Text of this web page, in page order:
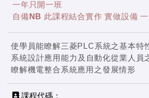
一年只開一班
自備NB 此課程結合實作 實做設備
使學員能瞭解三菱PLC系統之基本特
系統設計應用能力及自動化從業人員
瞭解機電整合系統應用之發展情形
課程代碼：